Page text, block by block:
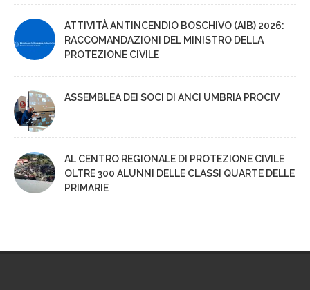
ATTIVITÀ ANTINCENDIO BOSCHIVO (AIB) 2026:
RACCOMANDAZIONI DEL MINISTRO DELLA
PROTEZIONE CIVILE
ASSEMBLEA DEI SOCI DI ANCI UMBRIA PROCIV
AL CENTRO REGIONALE DI PROTEZIONE CIVILE
OLTRE 300 ALUNNI DELLE CLASSI QUARTE DELLE
PRIMARIE